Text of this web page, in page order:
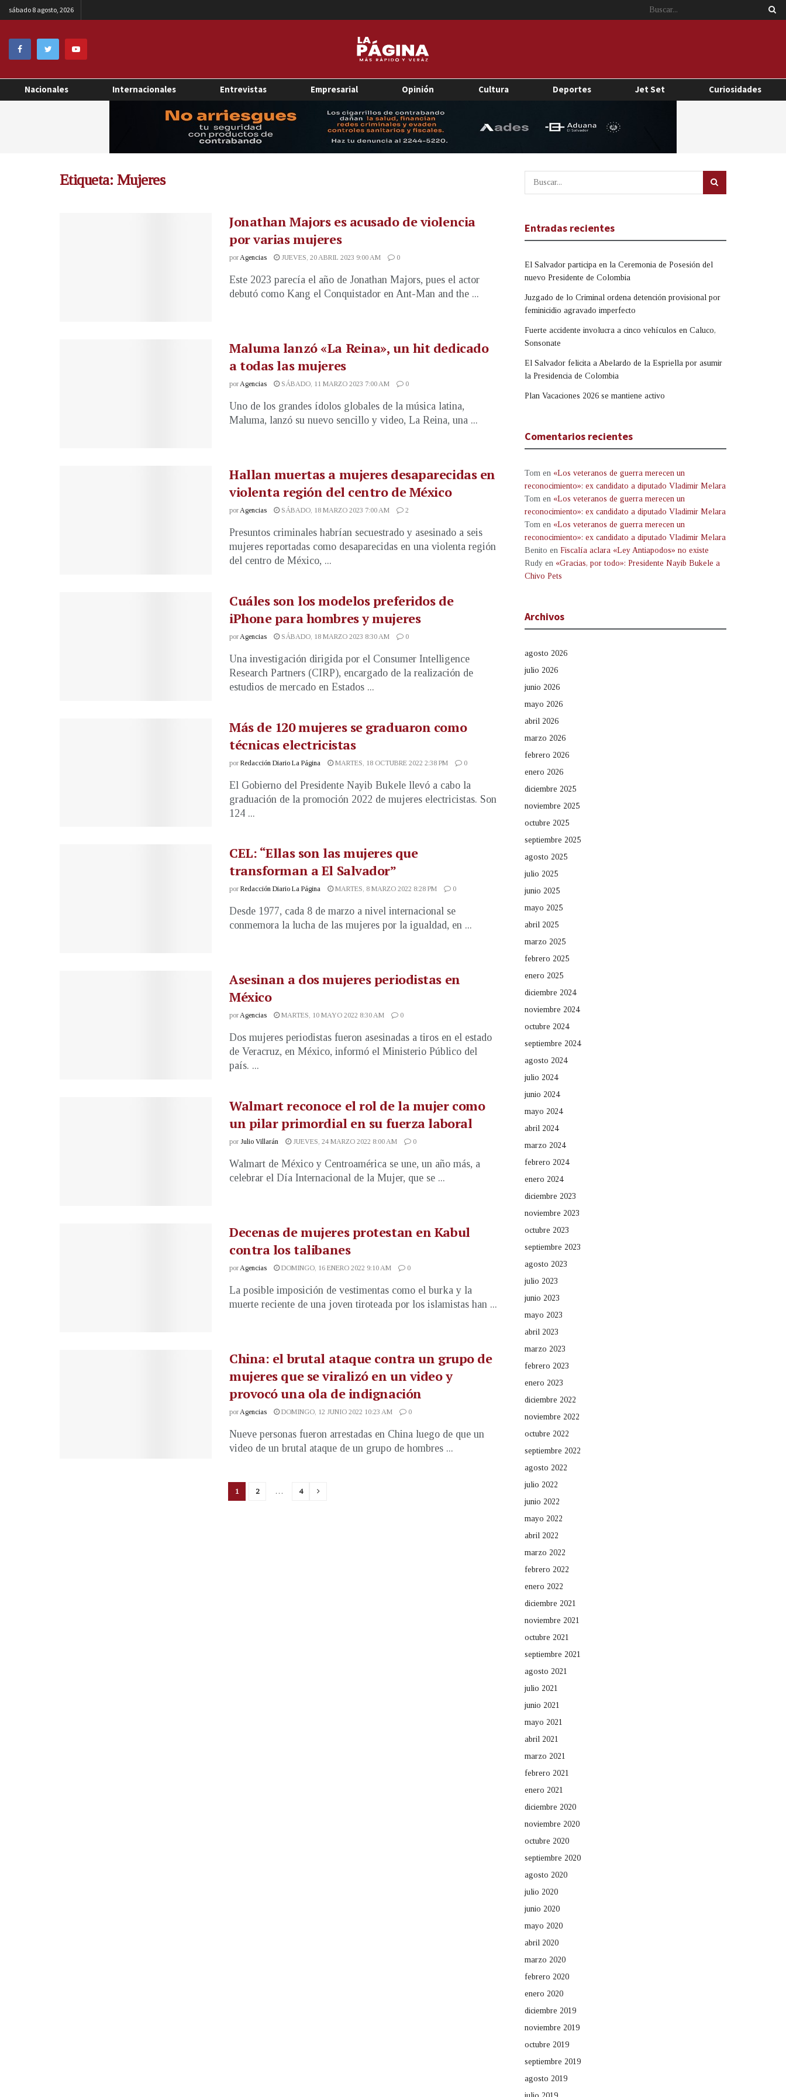
sábado 8 agosto, 2026
Nacionales Internacionales Entrevistas Empresarial Opinión Cultura Deportes Jet Set Curiosidades
Etiqueta: Mujeres
Jonathan Majors es acusado de violencia
por varias mujeres
porAgencias JUEVES, 20 ABRIL 2023 9:00 AM 0
Este 2023 parecía el año de Jonathan Majors, pues el actor
debutó como Kang el Conquistador en Ant-Man and the ...
Maluma lanzó «La Reina», un hit dedicado
a todas las mujeres
porAgencias SÁBADO, 11 MARZO 2023 7:00 AM 0
Uno de los grandes ídolos globales de la música latina,
Maluma, lanzó su nuevo sencillo y video, La Reina, una ...
Hallan muertas a mujeres desaparecidas en
violenta región del centro de México
por Agencias SÁBADO, 18 MARZO 2023 7:00 AM 2
Presuntos criminales habrían secuestrado y asesinado a seis
mujeres reportadas como desaparecidas en una violenta región
del centro de México, ...
Cuáles son los modelos preferidos de
iPhone para hombres y mujeres
por Agencias SÁBADO, 18 MARZO 2023 8:30 AM 0
Una investigación dirigida por el Consumer Intelligence
Research Partners (CIRP), encargado de la realización de
estudios de mercado en Estados ...
Más de 120 mujeres se graduaron como
técnicas electricistas
por Redacción Diario La Página MARTES, 18 OCTUBRE 2022 2:38 PM 0
El Gobierno del Presidente Nayib Bukele llevó a cabo la
graduación de la promoción 2022 de mujeres electricistas. Son
124 ...
CEL: “Ellas son las mujeres que
transforman a El Salvador”
por Redacción Diario La Página MARTES, 8 MARZO 2022 8:28 PM 0
Desde 1977, cada 8 de marzo a nivel internacional se
conmemora la lucha de las mujeres por la igualdad, en ...
Asesinan a dos mujeres periodistas en
México
porAgencias MARTES, 10 MAYO 2022 8:30 AM 0
Dos mujeres periodistas fueron asesinadas a tiros en el estado
de Veracruz, en México, informó el Ministerio Público del
país. ...
Walmart reconoce el rol de la mujer como
un pilar primordial en su fuerza laboral
por Julio Villarán JUEVES, 24 MARZO 2022 8:00 AM 0
Walmart de México y Centroamérica se une, un año más, a
celebrar el Día Internacional de la Mujer, que se ...
Decenas de mujeres protestan en Kabul
contra los talibanes
porAgencias DOMINGO, 16 ENERO 2022 9:10 AM 0
La posible imposición de vestimentas como el burka y la
muerte reciente de una joven tiroteada por los islamistas han ...
China: el brutal ataque contra un grupo de
mujeres que se viralizó en un video y
provocó una ola de indignación
porAgencias DOMINGO, 12 JUNIO 2022 10:23 AM 0
Nueve personas fueron arrestadas en China luego de que un
video de un brutal ataque de un grupo de hombres ...
1 2 … 4
Entradas recientes
El Salvador participa en la Ceremonia de Posesión del
nuevo Presidente de Colombia
Juzgado de lo Criminal ordena detención provisional por
feminicidio agravado imperfecto
Fuerte accidente involucra a cinco vehículos en Caluco,
Sonsonate
El Salvador felicita a Abelardo de la Espriella por asumir
la Presidencia de Colombia
Plan Vacaciones 2026 se mantiene activo
Comentarios recientes
Tom en «Los veteranos de guerra merecen un
reconocimiento»: ex candidato a diputado Vladimir Melara
Tom en «Los veteranos de guerra merecen un
reconocimiento»: ex candidato a diputado Vladimir Melara
Tom en «Los veteranos de guerra merecen un
reconocimiento»: ex candidato a diputado Vladimir Melara
Benito en Fiscalía aclara «Ley Antiapodos» no existe
Rudy en «Gracias, por todo»: Presidente Nayib Bukele a
Chivo Pets
Archivos
agosto 2026
julio 2026
junio 2026
mayo 2026
abril 2026
marzo 2026
febrero 2026
enero 2026
diciembre 2025
noviembre 2025
octubre 2025
septiembre 2025
agosto 2025
julio 2025
junio 2025
mayo 2025
abril 2025
marzo 2025
febrero 2025
enero 2025
diciembre 2024
noviembre 2024
octubre 2024
septiembre 2024
agosto 2024
julio 2024
junio 2024
mayo 2024
abril 2024
marzo 2024
febrero 2024
enero 2024
diciembre 2023
noviembre 2023
octubre 2023
septiembre 2023
agosto 2023
julio 2023
junio 2023
mayo 2023
abril 2023
marzo 2023
febrero 2023
enero 2023
diciembre 2022
noviembre 2022
octubre 2022
septiembre 2022
agosto 2022
julio 2022
junio 2022
mayo 2022
abril 2022
marzo 2022
febrero 2022
enero 2022
diciembre 2021
noviembre 2021
octubre 2021
septiembre 2021
agosto 2021
julio 2021
junio 2021
mayo 2021
abril 2021
marzo 2021
febrero 2021
enero 2021
diciembre 2020
noviembre 2020
octubre 2020
septiembre 2020
agosto 2020
julio 2020
junio 2020
mayo 2020
abril 2020
marzo 2020
febrero 2020
enero 2020
diciembre 2019
noviembre 2019
octubre 2019
septiembre 2019
agosto 2019